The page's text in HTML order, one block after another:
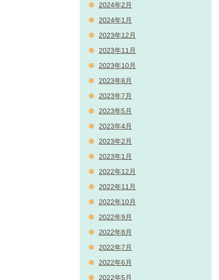
2024年2月
2024年1月
2023年12月
2023年11月
2023年10月
2023年8月
2023年7月
2023年5月
2023年4月
2023年2月
2023年1月
2022年12月
2022年11月
2022年10月
2022年9月
2022年8月
2022年7月
2022年6月
2022年5月